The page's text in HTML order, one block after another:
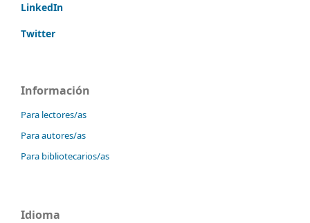
LinkedIn
Twitter
Información
Para lectores/as
Para autores/as
Para bibliotecarios/as
Idioma